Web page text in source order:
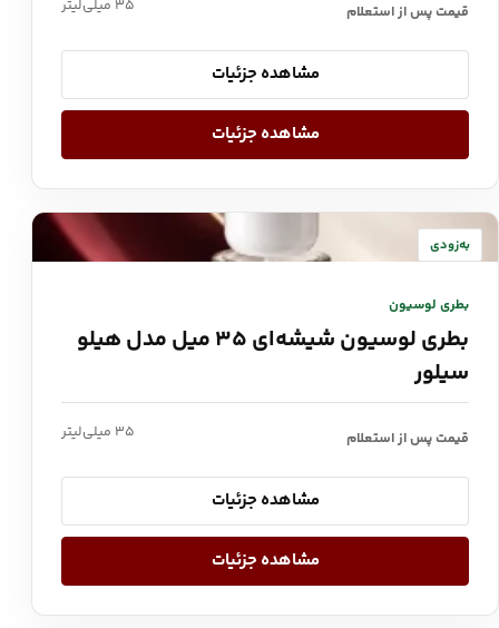
قیمت پس از استعلام ۳۵ میلی‌لیتر
مشاهده جزئیات
مشاهده جزئیات
به‌زودی
بطری لوسیون
بطری لوسیون شیشه‌ای ۳۵ میل مدل هیلو
سیلور
قیمت پس از استعلام ۳۵ میلی‌لیتر
مشاهده جزئیات
مشاهده جزئیات